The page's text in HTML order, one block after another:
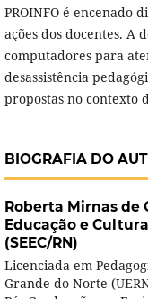
PROINFO é encenado
ações dos docentes. A
computadores para
desassistência
propostas no contexto
BIOGRAFIA DO
Roberta Mirnas de
Educação e
(SEEC/RN)
Licenciada em
Grande do Norte